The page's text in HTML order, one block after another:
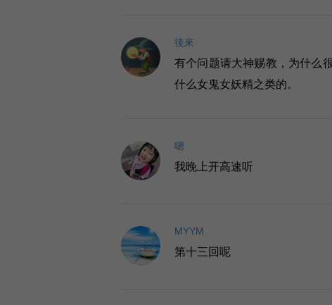
後來
有个问题请大神赐教，为什么
什么女鬼女妖精之类的。
嗯
我晚上开高速听
MYYM
第十三回呢